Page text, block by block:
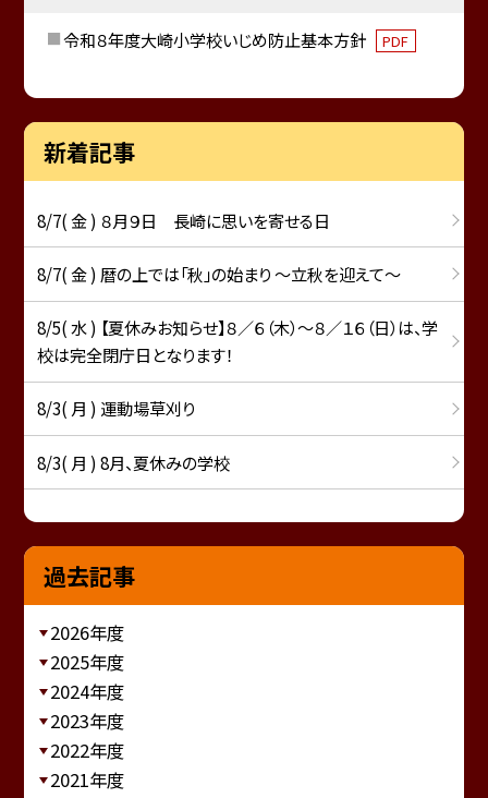
令和８年度大崎小学校いじめ防止基本方針 PDF
新着記事
8/7( 金 ) ８月９日 長崎に思いを寄せる日
8/7( 金 ) 暦の上では「秋」の始まり ～立秋を迎えて～
8/5( 水 ) 【夏休みお知らせ】８／６（木）～８／１６（日）は、学
校は完全閉庁日となります！
8/3( 月 ) 運動場草刈り
8/3( 月 ) 8月、夏休みの学校
過去記事
2026年度
2025年度
2024年度
2023年度
2022年度
2021年度